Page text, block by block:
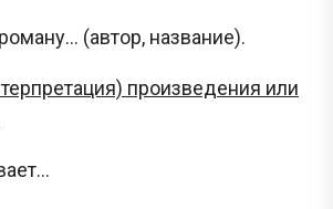
(автор, название).
произведения или